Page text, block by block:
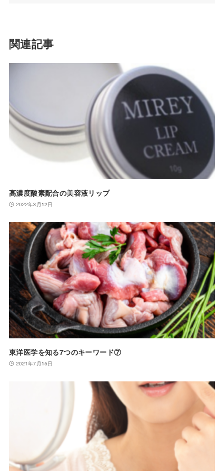
関連記事
高濃度酸素配合の美容液リップ
2022年3月12日
東洋医学を知る7つのキーワード⑦
2021年7月15日